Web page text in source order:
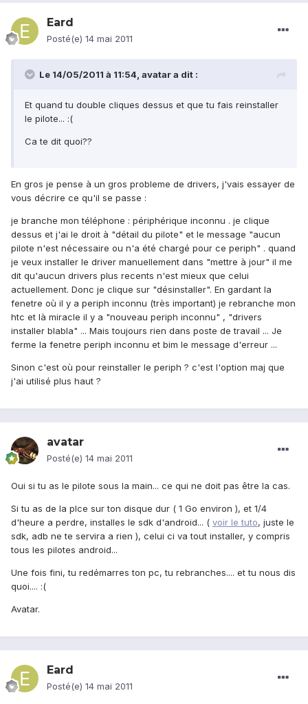
Eard
Posté(e) 14 mai 2011
Le 14/05/2011 à 11:54, avatar a dit :
Et quand tu double cliques dessus et que tu fais reinstaller
le pilote... :(
Ca te dit quoi??
En gros je pense à un gros probleme de drivers, j'vais essayer de
vous décrire ce qu'il se passe :
je branche mon téléphone : périphérique inconnu . je clique
dessus et j'ai le droit à "détail du pilote" et le message "aucun
pilote n'est nécessaire ou n'a été chargé pour ce periph" . quand
je veux installer le driver manuellement dans "mettre à jour" il me
dit qu'aucun drivers plus recents n'est mieux que celui
actuellement. Donc je clique sur "désinstaller". En gardant la
fenetre où il y a periph inconnu (très important) je rebranche mon
htc et là miracle il y a "nouveau periph inconnu" , "drivers
installer blabla" ... Mais toujours rien dans poste de travail ... Je
ferme la fenetre periph inconnu et bim le message d'erreur ...
Sinon c'est où pour reinstaller le periph ? c'est l'option maj que
j'ai utilisé plus haut ?
avatar
Posté(e) 14 mai 2011
Oui si tu as le pilote sous la main... ce qui ne doit pas être la cas.
Si tu as de la plce sur ton disque dur ( 1 Go environ ), et 1/4
d'heure a perdre, installes le sdk d'android... ( voir le tuto, juste le
sdk, adb ne te servira a rien ), celui ci va tout installer, y compris
tous les pilotes android...
Une fois fini, tu redémarres ton pc, tu rebranches.... et tu nous dis
quoi.... :(
Avatar.
Eard
Posté(e) 14 mai 2011